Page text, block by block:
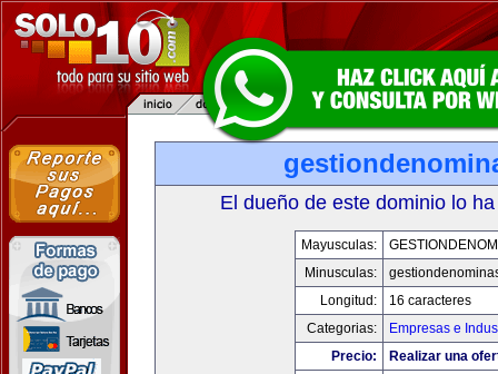
El dueño de este dominio lo
Mayusculas:
Minusculas:
Longitud:
16 caracteres
Categorias:
Empresas e
Precio:
Realizar una